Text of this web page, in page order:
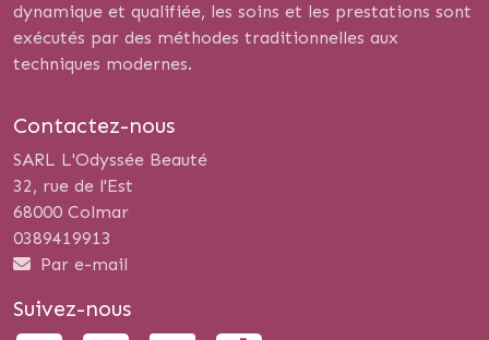
dynamique et qualifiée, les soins et les prestations sont
exécutés par des méthodes traditionnelles aux
techniques modernes.
Contactez-nous
SARL L'Odyssée Beauté
32, rue de l'Est
68000 Colmar
0389419913
Par e-mail
Suivez-nous